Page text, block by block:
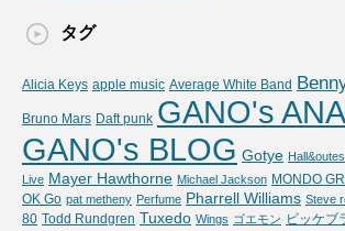
タグ
Alicia Keys apple music Average White Band
Bruno Mars Daft punk GANO's
GANO's BLOG Gotye Hall&outes
Live Mayer Hawthorne Michael Jackson MONDO
OK Go pat metheny Perfume Pharrell Williams Steve
80 Todd Rundgren Tuxedo Wings ゴエモン ビッケブ